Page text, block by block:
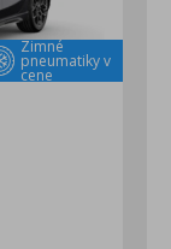
Zimné
pneumatiky v
cene